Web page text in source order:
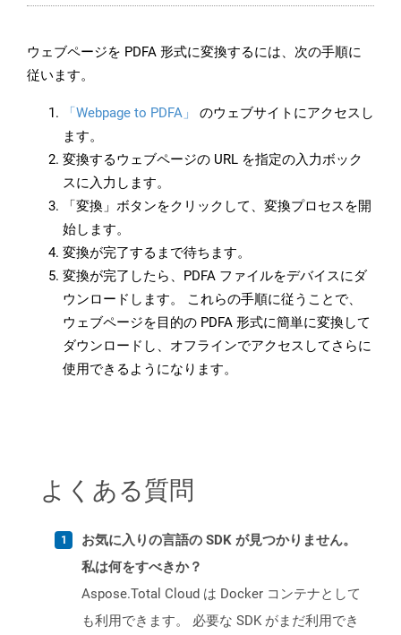
ウェブページを PDFA 形式に変換するには、次の手順に
従います。
「Webpage to PDFA」
のウェブサイトにアクセスし
ます。
変換するウェブページの URL を指定の入力ボック
スに入力します。
「変換」ボタンをクリックして、変換プロセスを開
始します。
変換が完了するまで待ちます。
変換が完了したら、PDFA ファイルをデバイスにダ
ウンロードします。 これらの手順に従うことで、
ウェブページを目的の PDFA 形式に簡単に変換して
ダウンロードし、オフラインでアクセスしてさらに
使用できるようになります。
よくある質問
お気に入りの言語の SDK が見つかりません。
私は何をすべきか？
Aspose.Total Cloud は Docker コンテナとして
も利用できます。 必要な SDK がまだ利用でき